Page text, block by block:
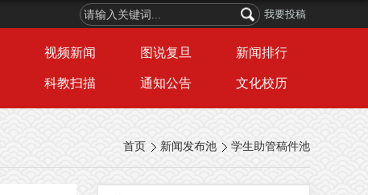
我要投稿
视频新闻 图说复旦 新闻排行
科教扫描 通知公告 文化校历
首页 新闻发布池 学生助管稿件池